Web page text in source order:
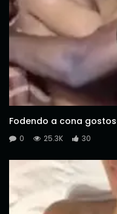
Fodendo a cona
0 25.3K 30